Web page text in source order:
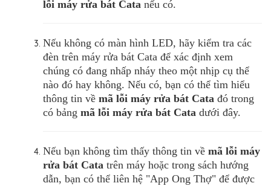
lỗi máy rửa bát Cata nếu có.
Nếu không có màn hình LED, hãy kiểm tra các
đèn trên máy rửa bát Cata để xác định xem
chúng có đang nhấp nháy theo một nhịp cụ thể
nào đó hay không. Nếu có, bạn có thể tìm hiểu
thông tin về mã lỗi máy rửa bát Cata đó trong
có bảng mã lỗi máy rửa bát Cata dưới đây.
Nếu bạn không tìm thấy thông tin về mã lỗi máy
rửa bát Cata trên máy hoặc trong sách hướng
dẫn, bạn có thể liên hệ "App Ong Thợ" để được